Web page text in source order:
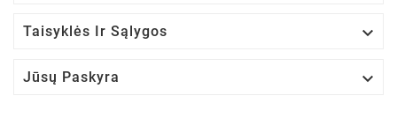
Taisyklės Ir Sąlygos 
Jūsų Paskyra 